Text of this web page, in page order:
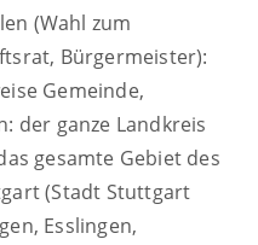
(Wahl zum
Bürgermeister):
Gemeinde,
der ganze Landkreis
gesamte Gebiet des
(Stadt Stuttgart
Esslingen,